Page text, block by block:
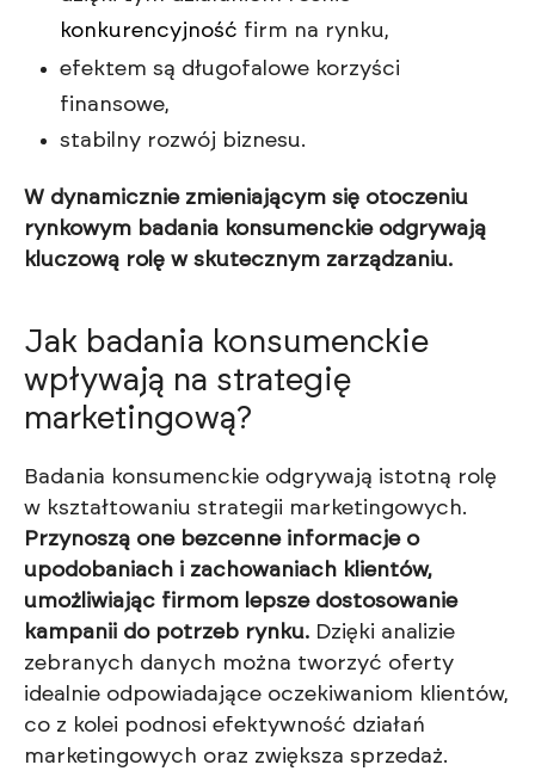
konkurencyjność firm na rynku,
efektem są długofalowe korzyści
finansowe,
stabilny rozwój biznesu.
W dynamicznie zmieniającym się otoczeniu
rynkowym badania konsumenckie odgrywają
kluczową rolę w skutecznym zarządzaniu.
Jak badania konsumenckie
wpływają na strategię
marketingową?
Badania konsumenckie odgrywają istotną rolę
w kształtowaniu strategii marketingowych.
Przynoszą one bezcenne informacje o
upodobaniach i zachowaniach klientów,
umożliwiając firmom lepsze dostosowanie
kampanii do potrzeb rynku. Dzięki analizie
zebranych danych można tworzyć oferty
idealnie odpowiadające oczekiwaniom klientów,
co z kolei podnosi efektywność działań
marketingowych oraz zwiększa sprzedaż.